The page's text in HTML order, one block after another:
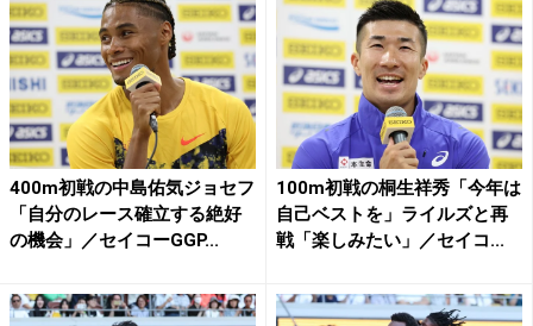
400m初戦の中島佑気ジョセフ
「自分のレース確立する絶好
の機会」／セイコーGGP...
100m初戦の桐生祥秀「今年は
自己ベストを」ライルズと再
戦「楽しみたい」／セイコ...